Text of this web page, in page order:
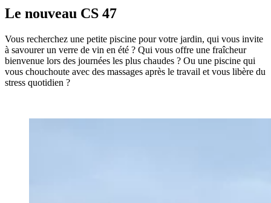
Le nouveau CS 47
Vous recherchez une petite piscine pour votre jardin, qui vous invite
à savourer un verre de vin en été ? Qui vous offre une fraîcheur
bienvenue lors des journées les plus chaudes ? Ou une piscine qui
vous chouchoute avec des massages après le travail et vous libère du
stress quotidien ?